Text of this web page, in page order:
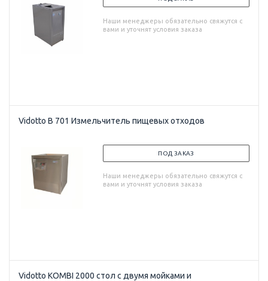
Наши менеджеры обязательно свяжутся с
вами и уточнят условия заказа
Vidotto B 701 Измельчитель пищевых отходов
ПОД ЗАКАЗ
Наши менеджеры обязательно свяжутся с
вами и уточнят условия заказа
Vidotto KOMBI 2000 стол с двумя мойками и